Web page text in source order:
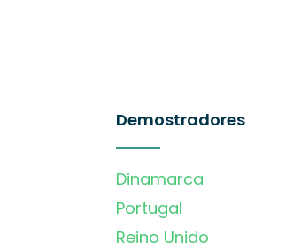
Demostradores
Dinamarca
Portugal
Reino Unido